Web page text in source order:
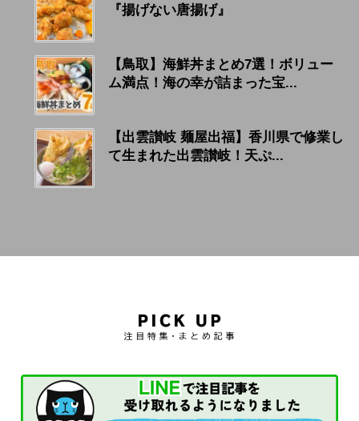
『揚げない唐揚げ』
【鳥取】海鮮丼まとめ7選！ボリュー
ム満点！海の幸が詰まった宝...
【出雲讃岐 麺屋出福】香川県で修業し
て生まれた出雲讃岐！天ぷ...